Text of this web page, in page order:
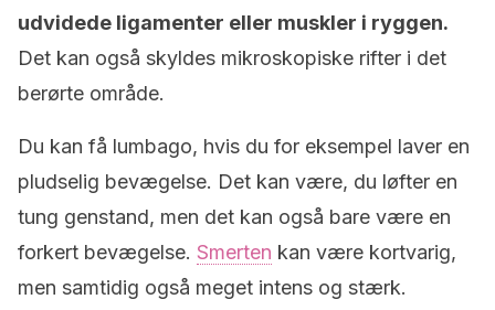
udvidede ligamenter eller muskler i ryggen.
Det kan også skyldes mikroskopiske rifter i det
berørte område.
Du kan få lumbago, hvis du for eksempel laver en
pludselig bevægelse. Det kan være, du løfter en
tung genstand, men det kan også bare være en
forkert bevægelse. Smerten kan være kortvarig,
men samtidig også meget intens og stærk.